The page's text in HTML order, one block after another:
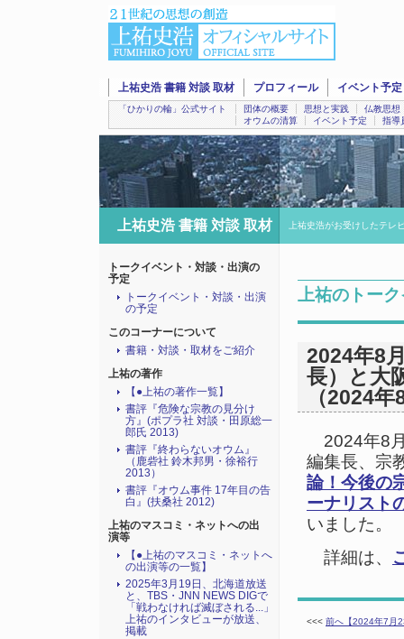
上祐史浩 書籍 対談 取材 プロフィール イベント予定
「ひかりの輪」公式サイト 団体の概要 思想と実践
仏教思想
オウムの清算
イベント予定 指導
上祐史浩 書籍 対談 取材 上祐史浩がお受けしたテレ
上祐のトー
2024年8
長）と大
（2024
2024年8
編集長、宗
論！今後の
ーナリスト
いました。
詳細は、
<<< 前へ【2024年7月
トークイベント・対談・出演の
予定
トークイベント・対談・出演
の予定
このコーナーについて
書籍・対談・取材をご紹介
上祐の著作
【●上祐の著作一覧】
書評『危険な宗教の見分け
方』(ポプラ社 対談・田原総一
郎氏 2013)
書評『終わらないオウム』
（鹿砦社 鈴木邦男・徐裕行
2013）
書評『オウム事件 17年目の告
白』(扶桑社 2012)
上祐のマスコミ・ネットへの出
演等
【●上祐のマスコミ・ネットへ
の出演等の一覧】
2025年3月19日、北海道放送
と、TBS・JNN NEWS DIGで
「戦わなければ滅ぼされる...」
上祐のインタビューが放送、
掲載